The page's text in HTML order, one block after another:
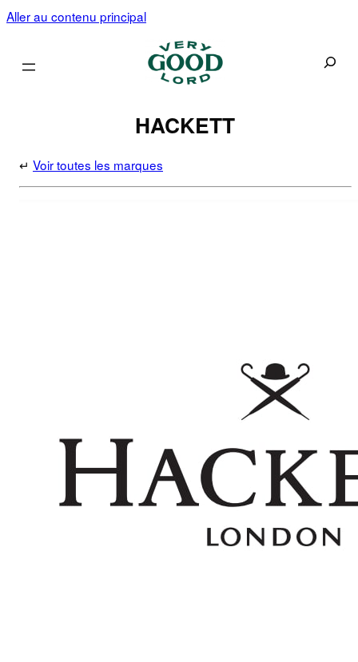
Aller au contenu principal
HACKETT
↵ Voir toutes les marques